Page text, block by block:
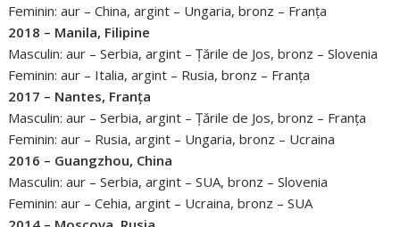
Feminin: aur – China, argint – Ungaria, bronz – Franța
2018 – Manila, Filipine
Masculin: aur – Serbia, argint – Țările de Jos, bronz – Slovenia
Feminin: aur – Italia, argint – Rusia, bronz – Franța
2017 – Nantes, Franța
Masculin: aur – Serbia, argint – Țările de Jos, bronz – Franța
Feminin: aur – Rusia, argint – Ungaria, bronz – Ucraina
2016 – Guangzhou, China
Masculin: aur – Serbia, argint – SUA, bronz – Slovenia
Feminin: aur – Cehia, argint – Ucraina, bronz – SUA